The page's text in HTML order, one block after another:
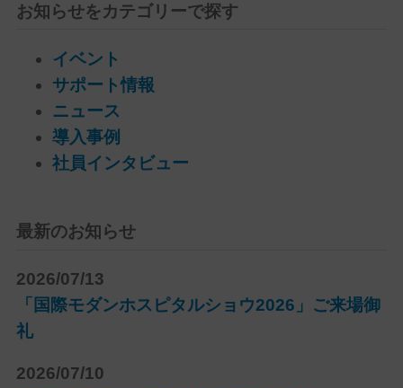
お知らせをカテゴリーで探す
イベント
サポート情報
ニュース
導入事例
社員インタビュー
最新のお知らせ
2026/07/13
「国際モダンホスピタルショウ2026」ご来場御
礼
2026/07/10